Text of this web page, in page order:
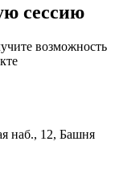
сессию
возможность
наб., 12, Башня